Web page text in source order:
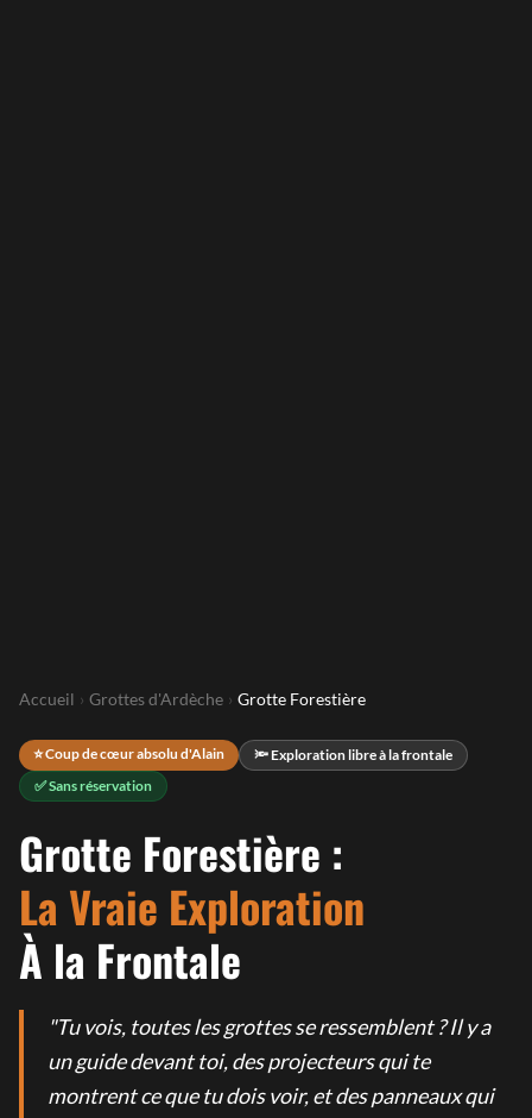
Accueil › Grottes d'Ardèche › Grotte Forestière
⭐ Coup de cœur absolu d'Alain
🔦 Exploration libre à la frontale
✅ Sans réservation
Grotte Forestière :
La Vraie Exploration
À la Frontale
"Tu vois, toutes les grottes se ressemblent ? Il y a
un guide devant toi, des projecteurs qui te
montrent ce que tu dois voir, et des panneaux qui